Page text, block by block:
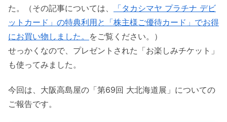
た。（その記事については、
「タカシマヤ プラチナ デビ
ットカード」の特典利用と「株主様ご優待カード」でお得
にお買い物しました。 をご覧ください。）
せっかくなので、プレゼントされた「お楽しみチケット」
も使ってみました。
今回は、大阪高島屋の「第69回 大北海道展」についての
ご報告です。